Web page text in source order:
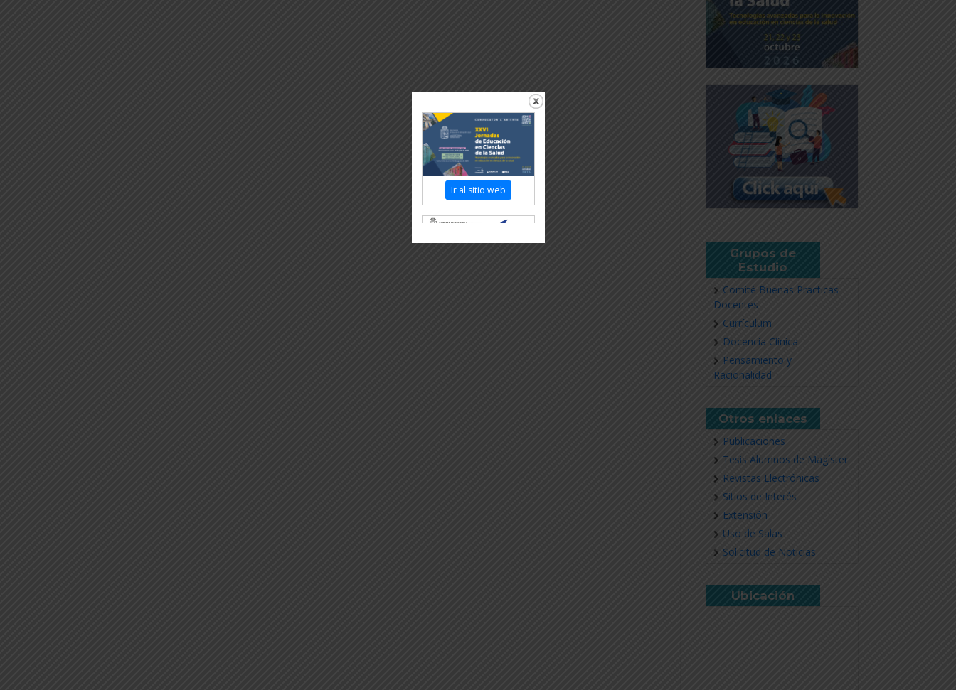
Grupos de
Estudio
Comité Buenas Practicas
Docentes
Currículum
Docencia Clínica
Pensamiento y
Racionalidad
Otros enlaces
Publicaciones
Tesis Alumnos de Magíster
Revistas Electrónicas
Sitios de Interés
Extensión
Uso de Salas
Solicitud de Noticias
Ubicación
Ir al sitio web